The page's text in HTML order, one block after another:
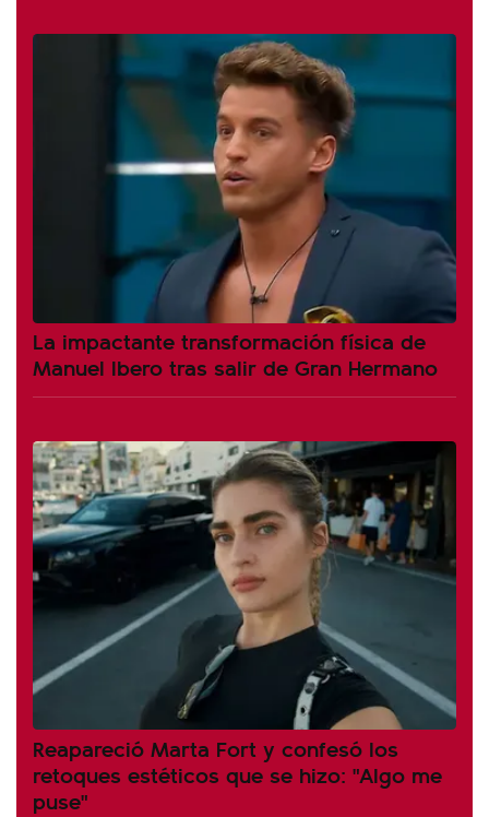
La impactante transformación física de
Manuel Ibero tras salir de Gran Hermano
Reapareció Marta Fort y confesó los
retoques estéticos que se hizo: "Algo me
puse"